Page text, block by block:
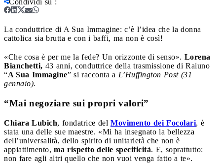
La conduttrice di A Sua Immagine: c’è l’idea che la donna
cattolica sia brutta e con i baffi, ma non è così!
«Che cosa è per me la fede? Un orizzonte di senso». Lorena
Bianchetti, 43 anni, conduttrice della trasmissione di Raiuno
“A Sua Immagine” si racconta a L’Huffington Post (31
gennaio).
“Mai negoziare sui propri valori”
Chiara Lubich, fondatrice del Movimento dei Focolari, è
stata una delle sue maestre. «Mi ha insegnato la bellezza
dell’universalità, dello spirito di unitarietà che non è
appiattimento, ma rispetto delle specificità. E, soprattutto:
non fare agli altri quello che non vuoi venga fatto a te».